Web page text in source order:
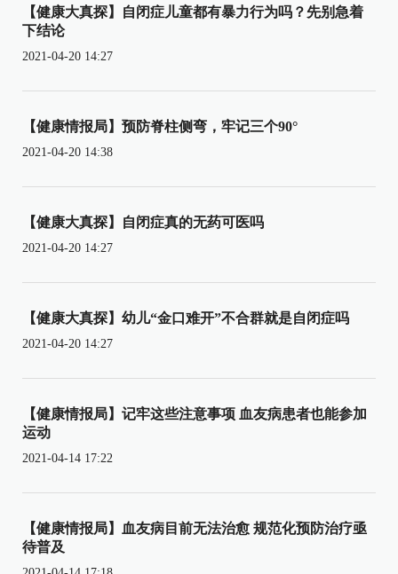
【健康大真探】自闭症儿童都有暴力行为吗？先别急着
下结论
2021-04-20 14:27
【健康情报局】预防脊柱侧弯，牢记三个90°
2021-04-20 14:38
【健康大真探】自闭症真的无药可医吗
2021-04-20 14:27
【健康大真探】幼儿“金口难开”不合群就是自闭症吗
2021-04-20 14:27
【健康情报局】记牢这些注意事项 血友病患者也能参加
运动
2021-04-14 17:22
【健康情报局】血友病目前无法治愈 规范化预防治疗亟
待普及